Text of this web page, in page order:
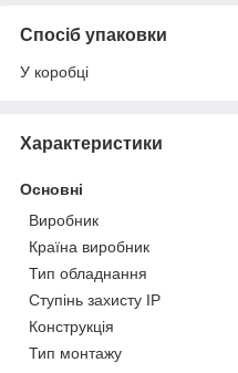
Спосіб упаковки
У коробці
Характеристики
Основні
Виробник
Країна виробник
Тип обладнання
Ступінь захисту IP
Конструкція
Тип монтажу